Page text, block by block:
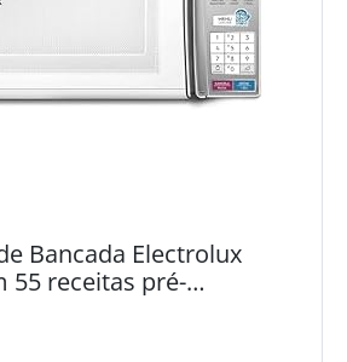
Bancada Electrolux
55 receitas pré-
Menu Online (MS37R),